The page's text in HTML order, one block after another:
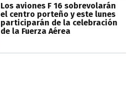
Los aviones F 16 sobrevolarán
el centro porteño y este lunes
participarán de la celebración
de la Fuerza Aérea